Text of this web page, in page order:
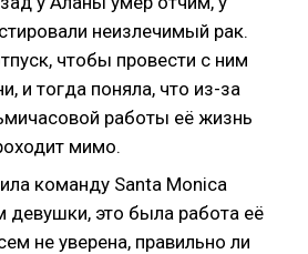
неизлечимый рак.
чтобы провести с ним
и тогда поняла, что из-за
работы её жизнь
мимо.
команду Santa Monica
девушки, это была работа её
не уверена, правильно ли